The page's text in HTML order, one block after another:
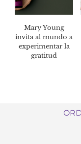
Mary Young
invita al mundo a
experimentar la
gratitud